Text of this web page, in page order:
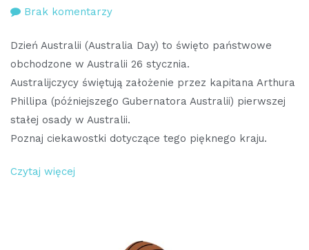
Brak komentarzydo
–
Dzień
Australii,
znane
miejsca
i
Dzień Australii (Australia Day) to święto państwowe
obchodzone w Australii 26 stycznia.
Australijczycy świętują założenie przez kapitana Arthura
Phillipa (późniejszego Gubernatora Australii) pierwszej
stałej osady w Australii.
Poznaj ciekawostki dotyczące tego pięknego kraju.
Czytaj więcej